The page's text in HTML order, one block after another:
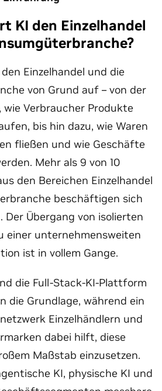
KI den Einzelhandel
Einzelhandel und die
von Grund auf – von der
wie Verbraucher Produkte
bis hin dazu, wie Waren
fließen und wie Geschäfte
Mehr als 9 von 10
den Bereichen Einzelhandel
beschäftigen sich
Übergang von isolierten
einer unternehmensweiten
ist in vollem Gange.
die Full-Stack-KI-Plattform
die Grundlage, während ein
Einzelhändlern und
dabei hilft, diese
Maßstab einzusetzen.
KI, physische KI und